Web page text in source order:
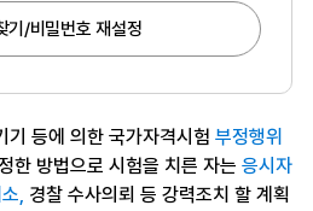
기/비밀번호 재설정
기 등에 의한 국가자격시험 부정행위
한 방법으로 시험을 치른 자는 응시자
, 경찰 수사의뢰 등 강력조치 할 계획